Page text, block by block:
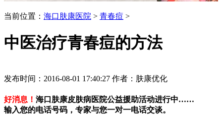
当前位置： 海口肤康医院 > 青春痘 >
中医治疗青春痘的方法
发布时间：2016-08-01 17:40:27 作者：肤康优化
好消息！ 海口肤康皮肤病医院公益援助活动进行中……
输入您的电话号码，专家与您一对一电话交谈。